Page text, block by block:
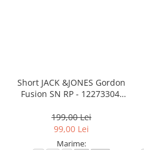
Short JACK &JONES Gordon
Fusion SN RP - 12273304-
199,00 Lei
99,00 Lei
Marime: